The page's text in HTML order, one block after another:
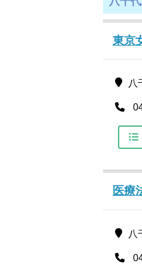
東京
八
医療
八